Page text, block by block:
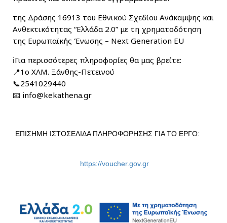
της Δράσης 16913 του Εθνικού Σχεδίου Ανάκαμψης και
Ανθεκτικότητας “Ελλάδα 2.0” με τη χρηματοδότηση
της Ευρωπαϊκής Ένωσης – Next Generation EU
ℹ️Για περισσότερες πληροφορίες θα μας βρείτε:
📍1ο ΧΛΜ. Ξάνθης-Πετεινού
📞2541029440
📧 info@kekathena.gr
ΕΠΙΣΗΜΗ ΙΣΤΟΣΕΛΙΔΑ ΠΛΗΡΟΦΟΡΗΣΗΣ ΓΙΑ ΤΟ ΕΡΓΟ:
https://voucher.gov.gr